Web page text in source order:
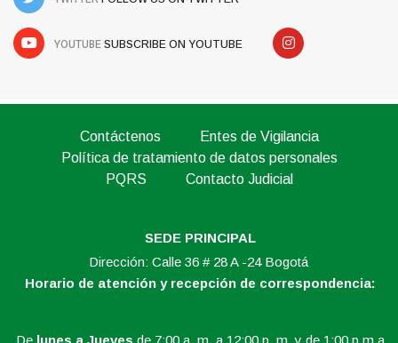
YOUTUBE SUBSCRIBE ON YOUTUBE
Contáctenos
Entes de Vigilancia
Política de tratamiento de datos personales
PQRS
Contacto Judicial
SEDE PRINCIPAL
Dirección: Calle 36 # 28 A -24 Bogotá
Horario de atención y recepción de correspondencia: